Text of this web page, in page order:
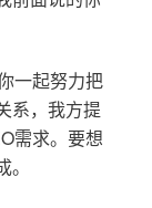
一起努力把
系，我方提
需求。要想